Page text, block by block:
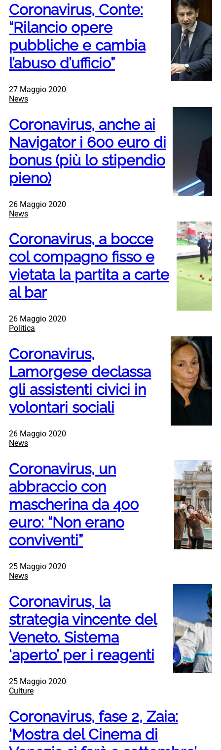
Coronavirus, Conte:
“Rilancio opere
pubbliche e cambia
l’abuso d’ufficio”
27 Maggio 2020
News
Coronavirus, anche ai
Navigator i 600 euro di
bonus (più lo stipendio
pieno)
26 Maggio 2020
News
Coronavirus, a bocce
col compagno fisso e
vietata la partita a carte
al bar
26 Maggio 2020
Politica
Coronavirus,
Lamorgese declassa
gli assistenti civici in
volontari sociali
26 Maggio 2020
News
Coronavirus, un
abbraccio con
mascherina da 400
euro: “Non erano
conviventi”
25 Maggio 2020
News
Coronavirus, la
strategia vincente del
Veneto. Sistema
‘aperto’ per i reagenti
25 Maggio 2020
Culture
Coronavirus, fase 2, Zaia:
‘Mostra del Cinema di